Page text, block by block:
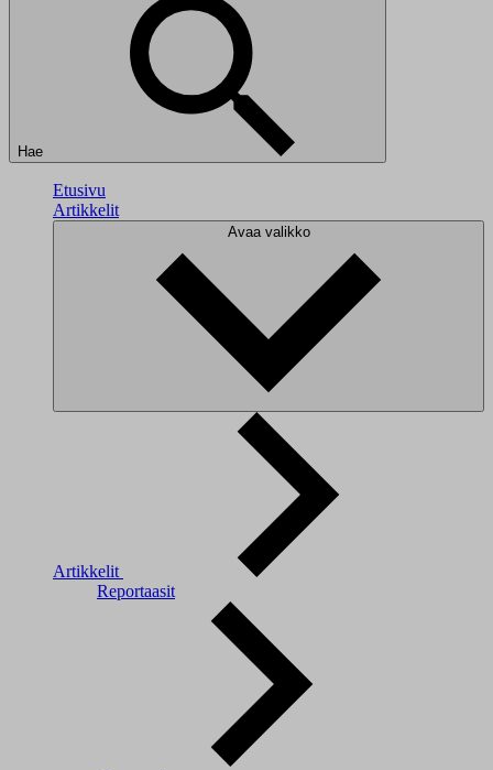
Hae
Etusivu
Artikkelit
Avaa valikko
Artikkelit
Reportaasit